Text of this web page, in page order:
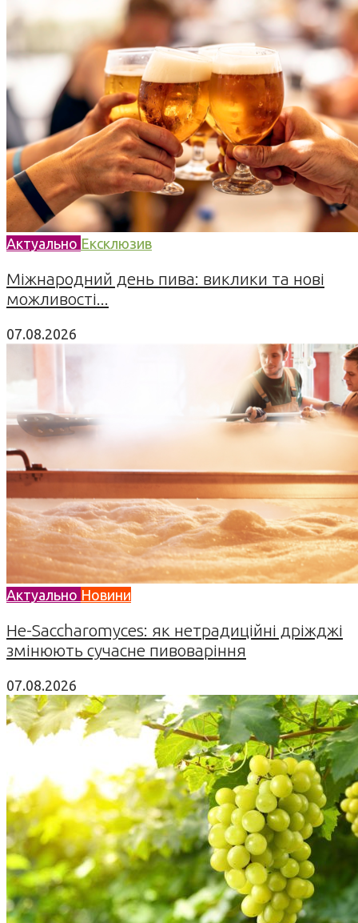
Актуально Ексклюзив
Міжнародний день пива: виклики та нові
можливості...
07.08.2026
Актуально Новини
Не-Saccharomyces: як нетрадиційні дріжджі
змінюють сучасне пивоваріння
07.08.2026